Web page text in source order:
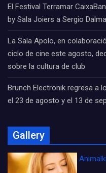
El Festival Terramar
by Sala Joiers a Sergio
La Sala Apolo, en
ciclo de cine este agosto,
sobre la cultura de club
Brunch Electronik regresa a
el 23 de agosto y el 13 de
Gallery